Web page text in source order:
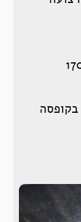
תנור מחומם 170